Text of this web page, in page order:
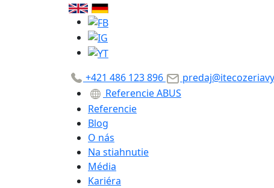
+421 486 123 896
Referencie ABUS
Referencie
Blog
O nás
Na stiahnutie
Média
Kariéra